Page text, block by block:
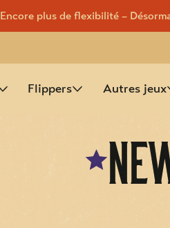
Encore plus de flexibilité –
Flippers Autres jeux